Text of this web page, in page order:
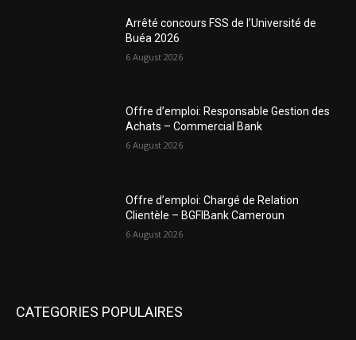
Arrêté concours FSS de l’Université de
Buéa 2026
6 August 2026
Offre d’emploi: Responsable Gestion des
Achats – Commercial Bank
6 August 2026
Offre d’emploi: Chargé de Relation
Clientèle – BGFIBank Cameroun
6 August 2026
CATEGORIES POPULAIRES